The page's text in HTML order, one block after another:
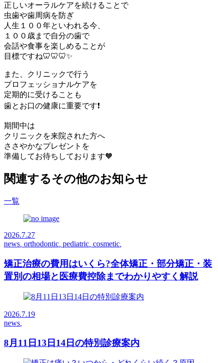
正しいオーラルケアを続けることで
虫歯や歯周病を防ぎ
人生１００年といわれる今、
１００歳まで自分の歯で
会話や食事を楽しめることが
目標ですね🦷🦷🦷✨
また、クリニックで行う
プロフェッショナルケアを
定期的に受けることも
歯とお口の健康に重要です❗️
期間中は
クリニックを来院された方へ
ささやかなプレゼントを
準備してお待ちしております🧡
関連するその他のお知らせ
一覧
2026.7.27
news orthodontic pediatric cosmetic
矯正治療の費用はいくら?全体矯正・部分矯正・装
置別の相場と医療費控除までわかりやすく解説
2026.7.19
news
8月11日13日14日の特別診療案内